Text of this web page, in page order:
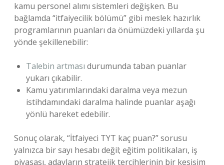
kamu personel alımı sistemleri değişken. Bu
bağlamda “itfaiyecilik bölümü” gibi meslek hazırlık
programlarının puanları da önümüzdeki yıllarda şu
yönde şekillenebilir:
Talebin artması durumunda taban puanlar
yukarı çıkabilir.
Kamu yatırımlarındaki daralma veya mezun
istihdamındaki daralma halinde puanlar aşağı
yönlü hareket edebilir.
Sonuç olarak, “İtfaiyeci TYT kaç puan?” sorusu
yalnızca bir sayı hesabı değil; eğitim politikaları, iş
piyasası, adayların stratejik tercihlerinin bir kesişim